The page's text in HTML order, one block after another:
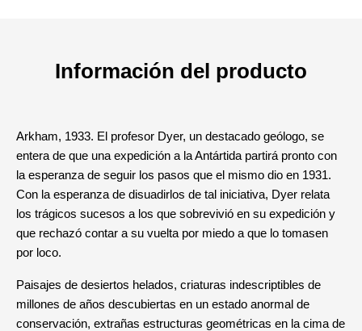
Información del producto
Arkham, 1933. El profesor Dyer, un destacado geólogo, se
entera de que una expedición a la Antártida partirá pronto con
la esperanza de seguir los pasos que el mismo dio en 1931.
Con la esperanza de disuadirlos de tal iniciativa, Dyer relata
los trágicos sucesos a los que sobrevivió en su expedición y
que rechazó contar a su vuelta por miedo a que lo tomasen
por loco.
Paisajes de desiertos helados, criaturas indescriptibles de
millones de años descubiertas en un estado anormal de
conservación, extrañas estructuras geométricas en la cima de